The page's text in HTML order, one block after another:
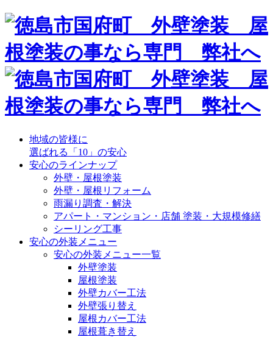
地域の皆様に
選ばれる「10」の安心
安心のラインナップ
外壁・屋根塗装
外壁・屋根リフォーム
雨漏り調査・解決
アパート・マンション・店舗 塗装・大規模修繕
シーリング工事
安心の外装メニュー
安心の外装メニュー一覧
外壁塗装
屋根塗装
外壁カバー工法
外壁張り替え
屋根カバー工法
屋根葺き替え